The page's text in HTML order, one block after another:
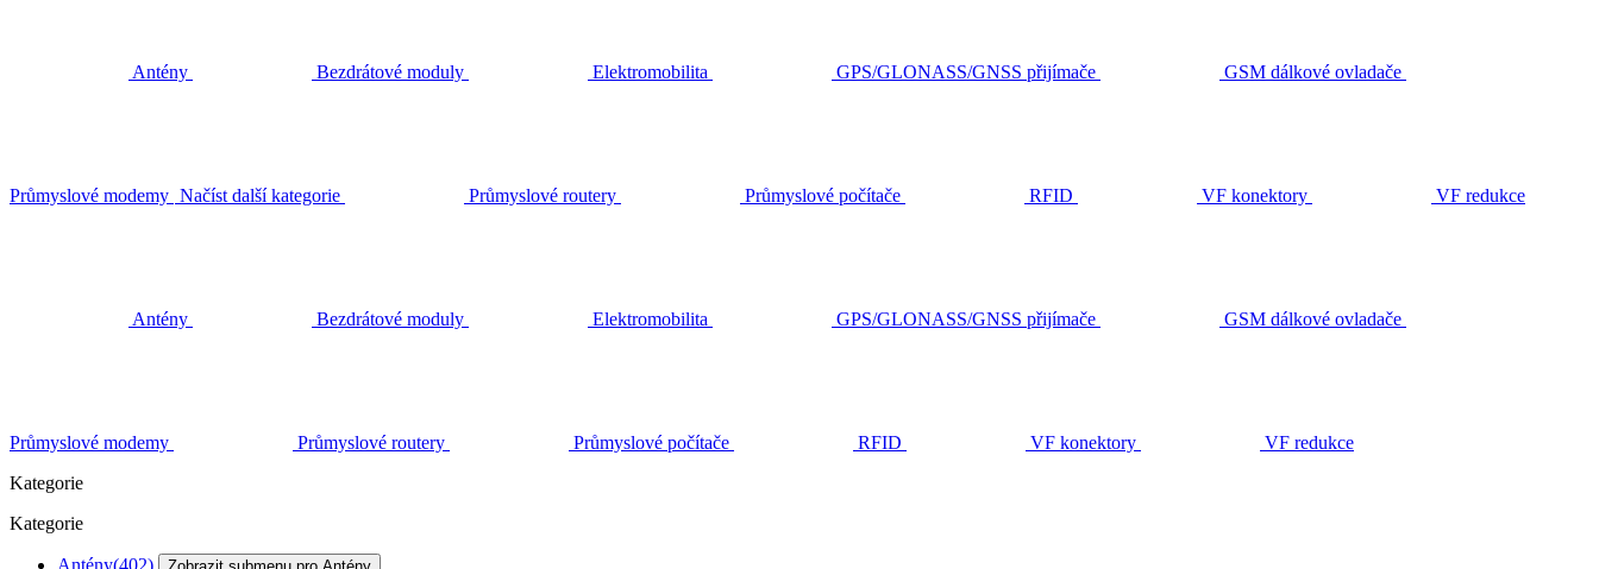
Antény Bezdrátové moduly Elektromobilita GPS/GLONASS/GNSS přijímače GSM dálkové ovladače
Průmyslové modemy Načíst další kategorie Průmyslové routery Průmyslové počítače RFID VF konektory VF redukce
Antény Bezdrátové moduly Elektromobilita GPS/GLONASS/GNSS přijímače GSM dálkové ovladače
Průmyslové modemy Průmyslové routery Průmyslové počítače RFID VF konektory
VF redukce
Kategorie
Kategorie
Antény(402)